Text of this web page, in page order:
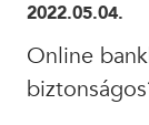
2022.05.04.
Online